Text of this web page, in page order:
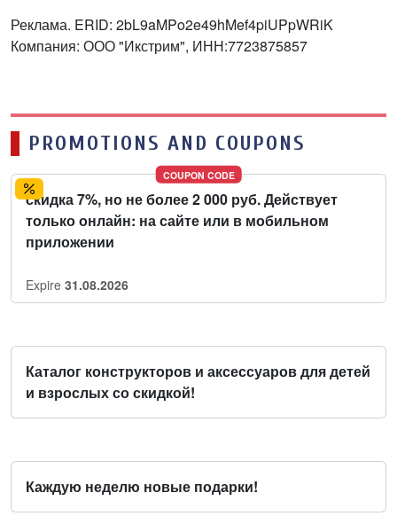
Реклама. ERID: 2bL9aMPo2e49hMef4piUPpWRiK
Компания: ООО "Икстрим", ИНН:7723875857
PROMOTIONS AND COUPONS
COUPON CODE
скидка 7%, но не более 2 000 руб. Действует
только онлайн: на сайте или в мобильном
приложении
Expire 31.08.2026
Каталог конструкторов и аксессуаров для детей
и взрослых со скидкой!
Каждую неделю новые подарки!